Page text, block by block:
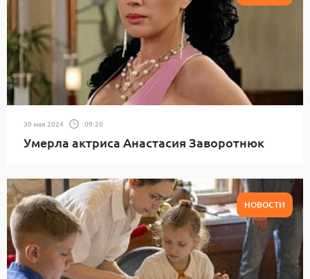
30 мая 2024 09:20
Умерла актриса Анастасия Заворотнюк
НОВОСТИ